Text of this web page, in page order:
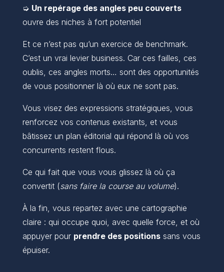
➭ Un repérage des angles peu couverts
ouvre des niches à fort potentiel
Et ce n’est pas qu’un exercice de benchmark.
C’est un vrai levier business. Car ces failles, ces
oublis, ces angles morts… sont des opportunités
de vous positionner là où eux ne sont pas.
Vous visez des expressions stratégiques, vous
renforcez vos contenus existants, et vous
bâtissez un plan éditorial qui répond là où vos
concurrents restent flous.
Ce qui fait que vous vous glissez là où ça
convertit (sans faire la course au volume).
À la fin, vous repartez avec une cartographie
claire : qui occupe quoi, avec quelle force, et où
appuyer pour prendre des positionssans vous
épuiser.